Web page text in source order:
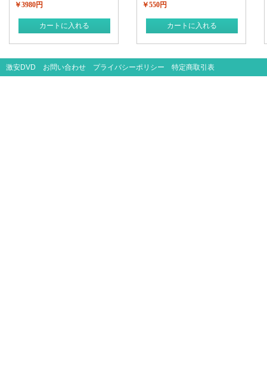
￥3980円
カートに入れる
￥550円
カートに入れる
激安DVD お問い合わせ プライバシーポリシー 特定商取引表